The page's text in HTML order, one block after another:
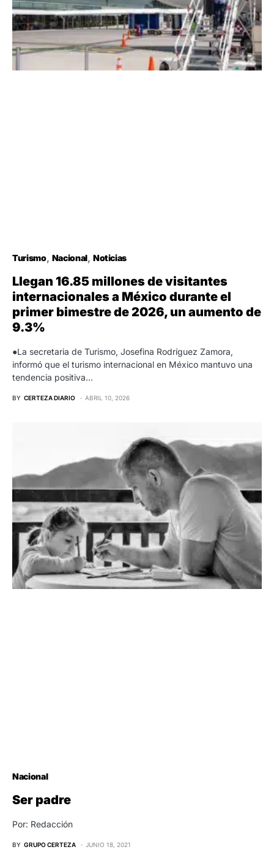
Turismo Nacional Noticias
Llegan 16.85 millones de visitantes
internacionales a México durante el
primer bimestre de 2026, un aumento de
9.3%
●La secretaria de Turismo, Josefina Rodríguez Zamora,
informó que el turismo internacional en México mantuvo una
tendencia positiva…
BY CERTEZA DIARIO ABRIL 10, 2026
Nacional
Ser padre
Por: Redacción
BY GRUPO CERTEZA JUNIO 18, 2021